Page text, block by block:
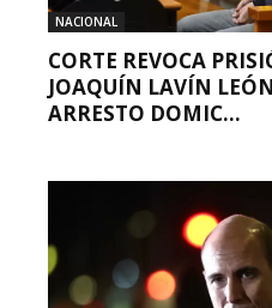
NACIONAL
CORTE REVOCA
JOAQUÍN LAVÍN
ARRESTO DOMIC...